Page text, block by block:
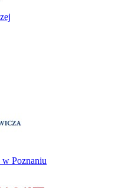
Poznaniu